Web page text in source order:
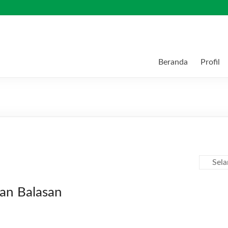
Beranda Profil
Balasan